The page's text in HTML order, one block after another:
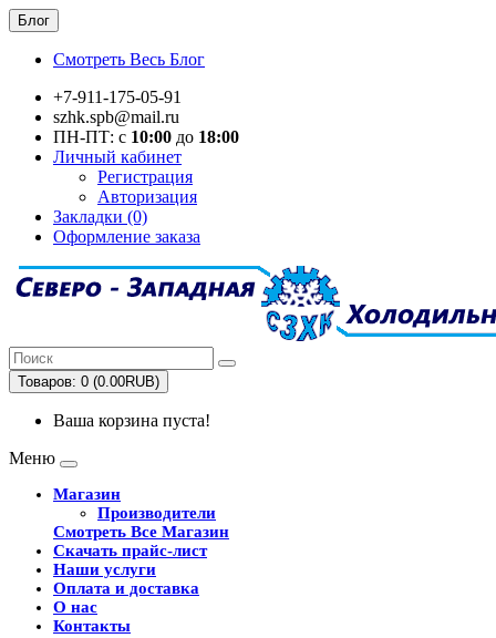
Блог
Смотреть Весь Блог
+7-911-175-05-91
szhk.spb@mail.ru
ПН-ПТ: с 10:00 до 18:00
Личный кабинет
Регистрация
Авторизация
Закладки (0)
Оформление заказа
Товаров: 0 (0.00RUB)
Ваша корзина пуста!
Меню
Магазин
Производители
Смотреть Все Магазин
Скачать прайс-лист
Наши услуги
Оплата и доставка
О нас
Контакты